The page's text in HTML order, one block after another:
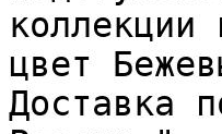
цвет
Доставка